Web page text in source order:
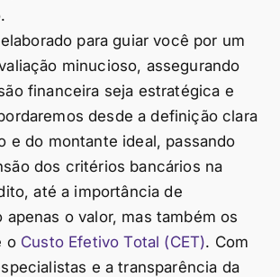
para guiar você por um
minucioso, assegurando
financeira seja estratégica e
desde a definição clara
e do montante ideal, passando
dos critérios bancários na
até a importância de
apenas o valor, mas também os
o Custo Efetivo Total (CET). Com
e a transparência da